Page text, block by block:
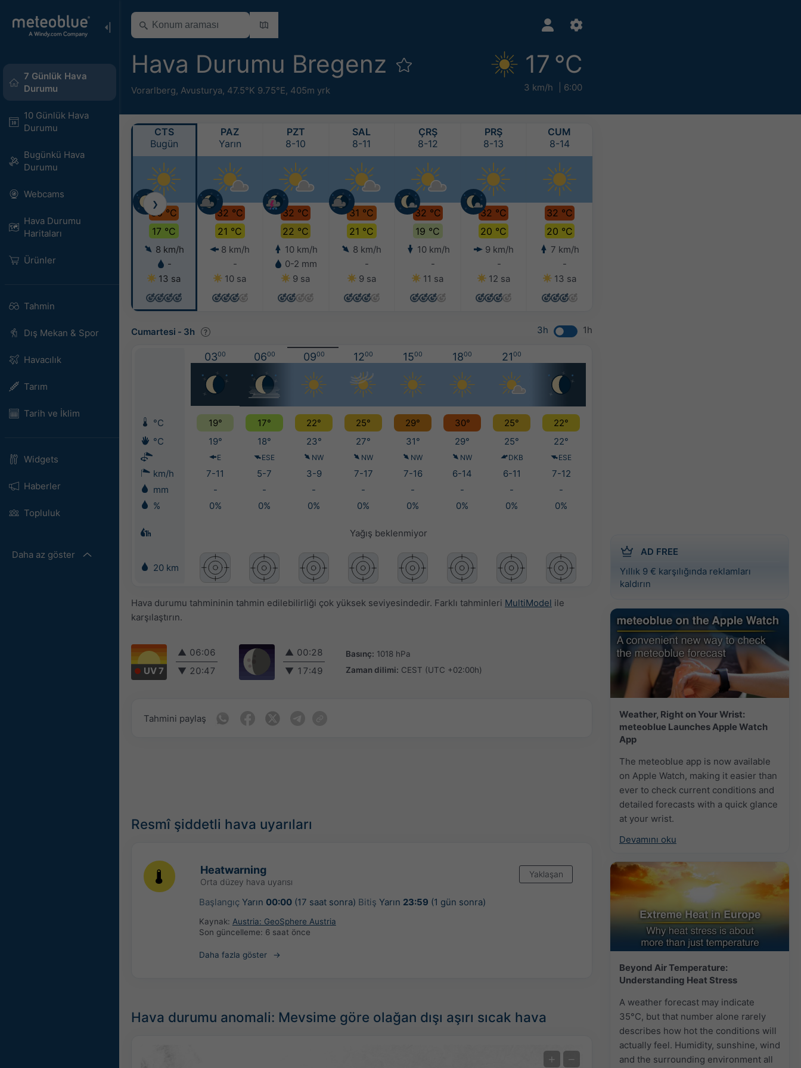
7 Günlük Hava
Durumu
10 Günlük Hava
Durumu
Bugünkü Hava
Durumu
Webcams
Hava Durumu
Haritaları​
Ürünler
Tahmin
Dış Mekan & Spor
Havacılık
Tarım
Tarih ve İklim
Widgets
Haberler
Topluluk
Daha az göster
Hava Durumu Bregenz
Vorarlberg, Avusturya, 47.5°K 9.75°E, 405m yrk
17 °C
3 km/h 6:00
AD FREE
Yıllık 9 € karşılığında reklamları
kaldırın
Weather, Right on Your Wrist:
meteoblue Launches Apple Watch
App
The meteoblue app is now available
on Apple Watch, making it easier than
ever to check current conditions and
detailed forecasts with a quick glance
at your wrist.
Devamını oku
Beyond Air Temperature:
Understanding Heat Stress
A weather forecast may indicate
35°C, but that number alone rarely
describes how hot the conditions will
actually feel. Humidity, sunshine, wind
and the surrounding environment all
CTS
Bugün
30 °C
17 °C
8 km/h
-
13 sa
PAZ
Yarın
32 °C
21 °C
8 km/h
-
10 sa
PZT
8-10
32 °C
22 °C
10 km/h
0-2 mm
9 sa
SAL
8-11
31 °C
21 °C
8 km/h
-
9 sa
ÇRŞ
8-12
32 °C
19 °C
10 km/h
-
11 sa
PRŞ
8-13
32 °C
20 °C
9 km/h
-
12 sa
CUM
8-14
32 °C
20 °C
7 km/h
-
13 sa
❯
Cumartesi - 3h 3h 1h
0300 0600 0900 1200 1500 1800 2100
°C 19° 17° 22° 25° 29° 30° 25°
22°
°C
19° 18° 23° 27° 31° 29° 25° 22°
E ESE NW NW NW NW DKB ESE
km/h 7-11 5-7 3-9 7-17 7-16 6-14 6-11
7-12
mm
- - - - - - -
-
%
0% 0% 0% 0% 0% 0% 0% 0%
Yağış beklenmiyor
20 km
Hava durumu tahmininin tahmin edilebilirliği çok yüksek seviyesindedir. Farklı tahminleri MultiModel ile
karşılaştırın.
UV 7
▲ 06:06
▼ 20:47
▲ 00:28
▼ 17:49
Basınç: 1018 hPa
Zaman dilimi: CEST (UTC +02:00h)
Tahmini paylaş
Resmî şiddetli hava uyarıları
Heatwarning
Orta düzey hava uyarısı
Yaklaşan
Başlangıç Yarın 00:00(17 saat sonra) Bitiş Yarın 23:59 (1 gün sonra)
Kaynak: Austria: GeoSphere Austria
Son güncelleme: 6 saat önce
Daha fazla göster
Hava durumu anomali: Mevsime göre olağan dışı aşırı sıcak hava
Olağanüstü Tahmin
+ −